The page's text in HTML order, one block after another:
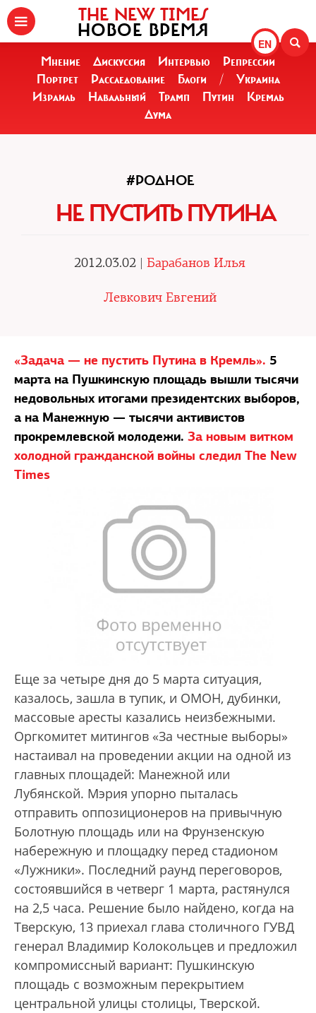
EN
THE NEW TIMES
НОВОЕ ВРЕМЯ
Мнение Дискуссия Интервью
Репрессии
Портрет
Расследование Блоги /
Украина
Израиль
Навальный Трамп Путин
Кремль
Дума
#РОДНОЕ
НЕ ПУСТИТЬ ПУТИНА
2012.03.02 | Барабанов Илья
Левкович Евгений
«Задача — не пустить Путина в Кремль». 5
марта на Пушкинскую площадь вышли тысячи
недовольных итогами президентских выборов,
а на Манежную — тысячи активистов
прокремлевской молодежи. За новым витком
холодной гражданской войны следил The New
Times
Еще за четыре дня до 5 марта ситуация,
казалось, зашла в тупик, и ОМОН, дубинки,
массовые аресты казались неизбежными.
Оргкомитет митингов «За честные выборы»
настаивал на проведении акции на одной из
главных площадей: Манежной или
Лубянской. Мэрия упорно пыталась
отправить оппозиционеров на привычную
Болотную площадь или на Фрунзенскую
набережную и площадку перед стадионом
«Лужники». Последний раунд переговоров,
состоявшийся в четверг 1 марта, растянулся
на 2,5 часа. Решение было найдено, когда на
Тверскую, 13 приехал глава столичного ГУВД
генерал Владимир Колокольцев и предложил
компромиссный вариант: Пушкинскую
площадь с возможным перекрытием
центральной улицы столицы, Тверской.